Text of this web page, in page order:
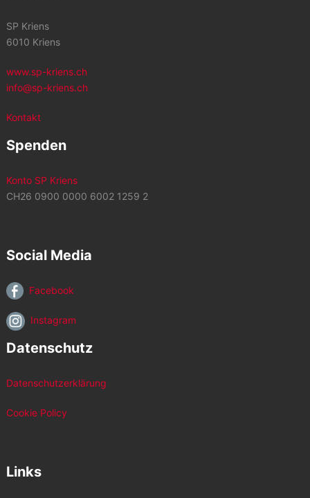
SP Kriens
6010 Kriens
www.sp-kriens.ch
info@sp-kriens.ch
Kontakt
Spenden
Konto SP Kriens
CH26 0900 0000 6002 1259 2
Social Media
Facebook
Instagram
Datenschutz
Datenschutzerklärung
Cookie Policy
Links